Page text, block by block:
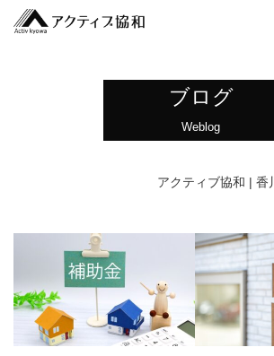
ブログ
Weblog
アクティブ協和 | 香